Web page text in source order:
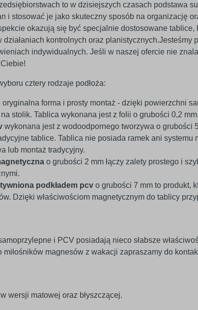
to w dzisiejszych czasach podstawa
i stosować je jako skuteczny sposób na organizację
okazują się być specjalnie dostosowane tablice,
kontrolnych oraz planistycznych.Jesteśmy
indywidualnych. Jeśli w naszej ofercie nie
cztery rodzaje podłoża:
oryginalna forma i prosty montaż - dzięki powierzchni
stolik. Tablica wykonana jest z folii o grubości 0,2 mm.
wykonana jest z wodoodpornego tworzywa o grubości
tablice. Tablica nie posiada ramek ani systemu
lub montaż tradycyjny.
o grubości 2 mm łączy zalety prostego i
podkładem pcv o grubości 7 mm to produkt,
Dzięki właściwościom magnetycznym do tablicy
i PCV posiadają nieco słabsze
magnesów z wakacji zapraszamy do
wersji matowej oraz błyszczącej.